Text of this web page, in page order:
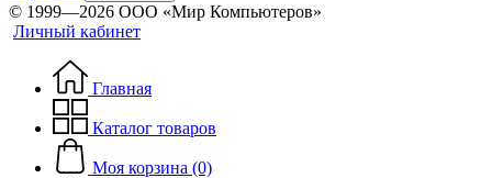
© 1999—2026 ООО «Мир Компьютеров»
Личный кабинет
Главная
Каталог товаров
Моя корзина (0)